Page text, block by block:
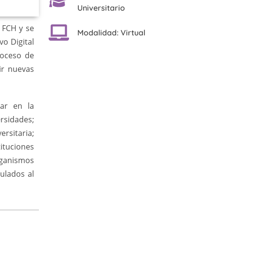
y se
Digital
de
nuevas
en la
al
Universitario
Modalidad: Virtual